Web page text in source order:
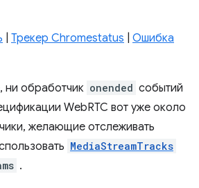
Трекер Chromestatus
Ошибка
ни обработчик onended событий
WebRTC вот уже около
желающие отслеживать
MediaStreamTracks
.